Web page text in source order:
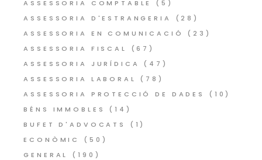
ASSESSORIA COMPTABLE
(5)
ASSESSORIA D'ESTRANGERIA
(28)
ASSESSORIA EN COMUNICACIÓ
(23)
ASSESSORIA FISCAL
(67)
ASSESSORIA JURÍDICA
(47)
ASSESSORIA LABORAL
(78)
ASSESSORIA PROTECCIÓ DE DADES
(10)
BÉNS IMMOBLES
(14)
BUFET D'ADVOCATS
(1)
ECONÒMIC
(50)
GENERAL
(190)